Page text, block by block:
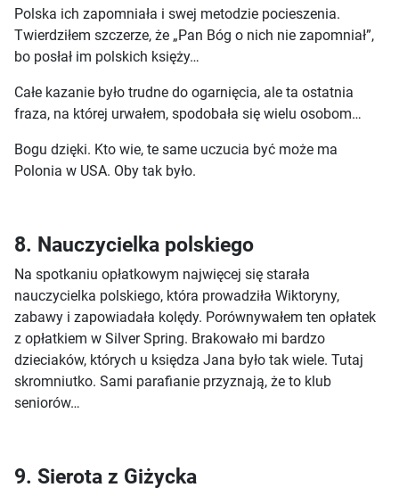
Polska ich zapomniała i swej metodzie pocieszenia.
Twierdziłem szczerze, że „Pan Bóg o nich nie zapomniał”,
bo posłał im polskich księży…
Całe kazanie było trudne do ogarnięcia, ale ta ostatnia
fraza, na której urwałem, spodobała się wielu osobom…
Bogu dzięki. Kto wie, te same uczucia być może ma
Polonia w USA. Oby tak było.
8. Nauczycielka polskiego
Na spotkaniu opłatkowym najwięcej się starała
nauczycielka polskiego, która prowadziła Wiktoryny,
zabawy i zapowiadała kolędy. Porównywałem ten opłatek
z opłatkiem w Silver Spring. Brakowało mi bardzo
dzieciaków, których u księdza Jana było tak wiele. Tutaj
skromniutko. Sami parafianie przyznają, że to klub
seniorów…
9. Sierota z Giżycka